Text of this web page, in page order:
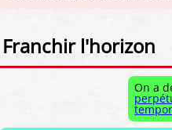
Franchir l'horizon
On a